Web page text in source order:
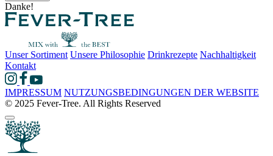
Danke!
Unser Sortiment Unsere Philosophie Drinkrezepte Nachhaltigkeit
Kontakt
IMPRESSUM NUTZUNGSBEDINGUNGEN DER WEBSITE
© 2025 Fever-Tree. All Rights Reserved